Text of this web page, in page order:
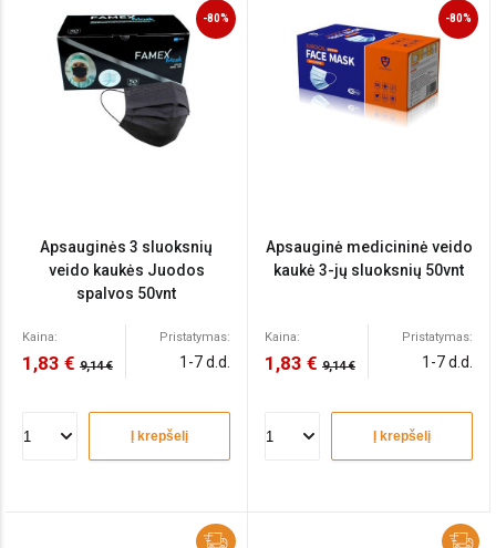
-80%
Apsauginės 3 sluoksnių
veido kaukės Juodos
spalvos 50vnt
Kaina:
1,83 € 9,14 €
Pristatymas:
1-7 d.d.
Į krepšelį
-80%
Apsauginė medicininė veido
kaukė 3-jų sluoksnių 50vnt
Kaina:
1,83 € 9,14 €
Pristatymas:
1-7 d.d.
Į krepšelį